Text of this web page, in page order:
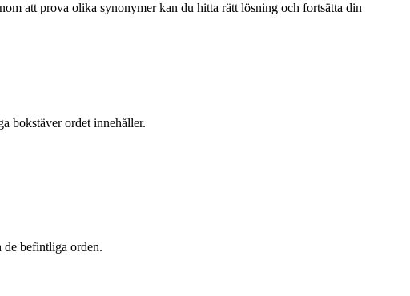
att prova olika synonymer kan du hitta rätt lösning och fortsätta din
bokstäver ordet innehåller.
de befintliga orden.